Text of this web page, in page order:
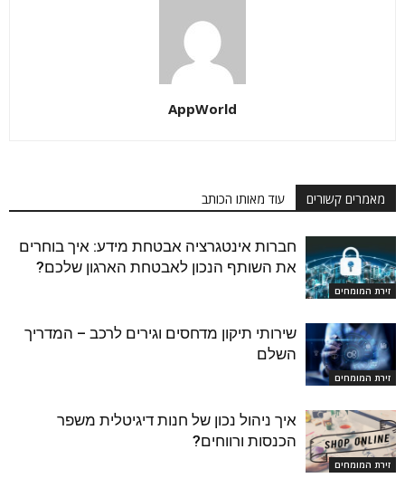
AppWorld
מאמרים קשורים עוד מאותו הכותב
זירת המומחים
חברות אינטגרציה אבטחת מידע: איך בוחרים
את השותף הנכון לאבטחת הארגון שלכם?
זירת המומחים
שירותי תיקון מדחסים וגירים לרכב – המדריך
השלם
זירת המומחים
איך ניהול נכון של חנות דיגיטלית משפר
הכנסות ורווחים?